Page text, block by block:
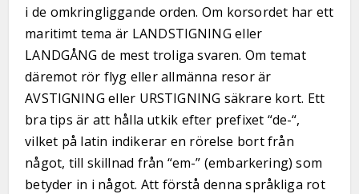
i de omkringliggande orden. Om korsordet har ett
maritimt tema är LANDSTIGNING eller
LANDGÅNG de mest troliga svaren. Om temat
däremot rör flyg eller allmänna resor är
AVSTIGNING eller URSTIGNING säkrare kort. Ett
bra tips är att hålla utkik efter prefixet “de-“,
vilket på latin indikerar en rörelse bort från
något, till skillnad från “em-” (embarkering) som
betyder in i något. Att förstå denna språkliga rot